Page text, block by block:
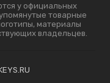
у официальных
товарные
материалы
владельцев.